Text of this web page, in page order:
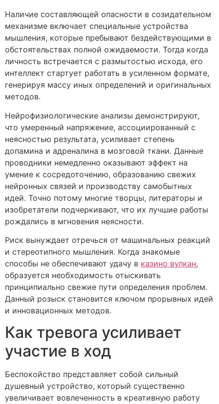
Наличие составляющей опасности в созидательном
механизме включает специальные устройства
мышления, которые пребывают бездействующими в
обстоятельствах полной ожидаемости. Тогда когда
личность встречается с размытостью исхода, его
интеллект стартует работать в усиленном формате,
генерируя массу иных определений и оригинальных
методов.
Нейрофизиологические анализы демонстрируют,
что умеренный напряжение, ассоциированный с
неясностью результата, усиливает степень
допамина и адреналина в мозговой ткани. Данные
проводники немедленно оказывают эффект на
умение к сосредоточению, образованию свежих
нейронных связей и производству самобытных
идей. Точно потому многие творцы, литераторы и
изобретатели подчеркивают, что их лучшие работы
рождались в мгновения неясности.
Риск вынуждает отречься от машинальных реакций
и стереотипного мышления. Когда знакомые
способы не обеспечивают удачу в казино вулкан,
образуется необходимость отыскивать
принципиально свежие пути определения проблем.
Данный розыск становится ключом прорывных идей
и инновационных методов.
Как тревога усиливает
участие в ход
Беспокойство представляет собой сильный
душевный устройство, который существенно
увеличивает вовлеченность в креативную работу